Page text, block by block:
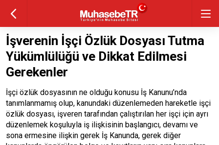
İşverenin İşçi Özlük Dosyası Tutma
Yükümlülüğü ve Dikkat Edilmesi
Gerekenler
İşçi özlük dosyasının ne olduğu konusu İş Kanunu’nda
tanımlanmamış olup, kanundaki düzenlemeden hareketle işçi
özlük dosyası, işveren tarafından çalıştırılan her işçi için ayrı
düzenlemek koşuluyla iş ilişkisinin başlangıcı, devamı ve
sona ermesine ilişkin gerek İş Kanunda, gerek diğer